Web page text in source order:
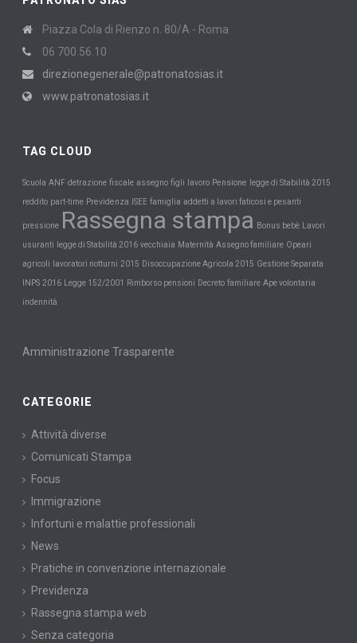
Piazza Cola di Rienzo n. 80/A - Roma
06 700.56.10
direzionegenerale@patronatosias.it
www.patronatosias.it
TAG CLOUD
Scuola ANF detrazione fiscale assegno figli lavoro Pensione legge di Stabilità 2015
reddito part-time Previdenza ISEE famiglia addetti a lavori faticosi e pesanti
pressione Rassegna stampa Bonus bebè Lavori
usuranti legge di Stabilità 2016 vecchiaia Maternità Assegno familiare Opeari
agricoli lavoratori notturni 2015 Disoccupazione Agricola 2015 Gestione Separata
INPS 2016 Legge 152/2001 Rimborso pensioni Decreto familiare Ape volontaria
indennità
Amministrazione Trasparente
CATEGORIE
Attività diverse
Comunicati Stampa
Focus
Immigrazione
Infortuni e malattie professionali
News
Pratiche in convenzione internazionale
Previdenza
Rassegna stampa web
Senza categoria